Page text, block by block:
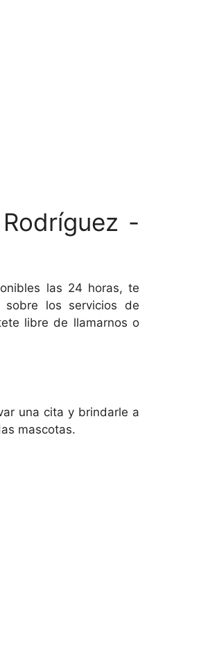
-
las 24 horas, te
sobre los servicios de
libre de llamarnos o
una cita y brindarle a
mascotas.